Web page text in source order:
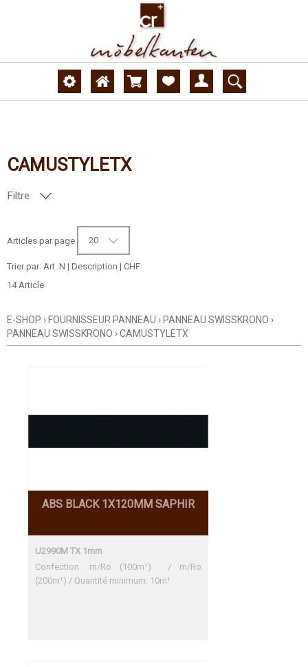
CAMUSTYLETX
Filtre
Articles par page 20
Trier par: Art. N | Description | CHF
14 Article
E-SHOP › FOURNISSEUR PANNEAU › PANNEAU SWISSKRONO ›
PANNEAU SWISSKRONO ›CAMUSTYLETX
ABS BLACK 1X120MM SAPHIR
U2990M TX 1mm
Confection: m/Ro (100m¹) / m/Ro
(200m¹) / Quantité minimum: 10m¹